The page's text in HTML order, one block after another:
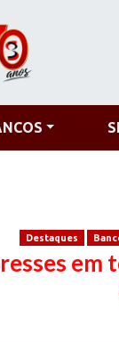
Destaques
em